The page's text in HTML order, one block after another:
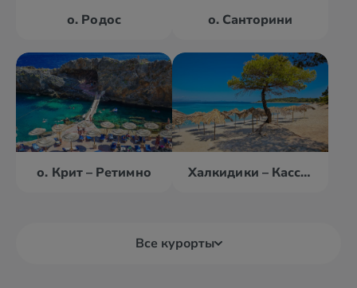
о. Родос о. Санторини
о. Крит – Ретимно Халкидики – Кассандра
Все курорты